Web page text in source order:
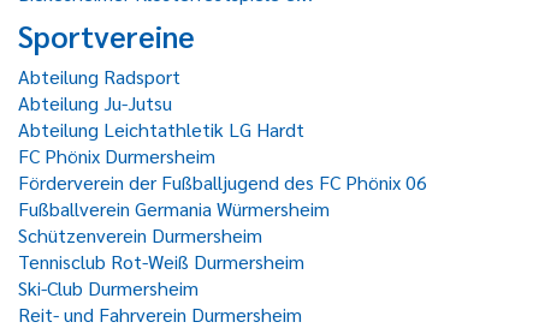
Sportvereine
Abteilung Radsport
Abteilung Ju-Jutsu
Abteilung Leichtathletik LG Hardt
FC Phönix Durmersheim
Förderverein der Fußballjugend des FC Phönix 06
Fußballverein Germania Würmersheim
Schützenverein Durmersheim
Tennisclub Rot-Weiß Durmersheim
Ski-Club Durmersheim
Reit- und Fahrverein Durmersheim